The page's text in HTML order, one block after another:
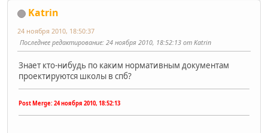
Katrin
24 ноября 2010, 18:50:37
Последнее редактирование: 24 ноября 2010, 18:52:13 от Katrin
Знает кто-нибудь по каким нормативным документам
проектируются школы в спб?
Post Merge: 24 ноября 2010, 18:52:13